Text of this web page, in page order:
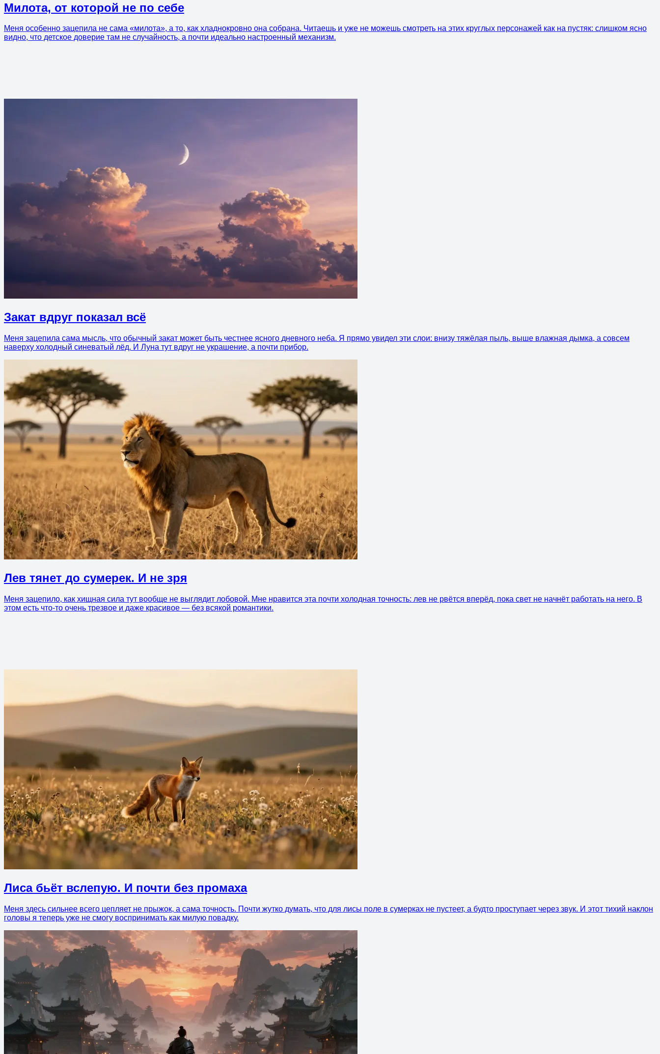
Милота, от которой не по себе
Меня особенно зацепила не сама «милота», а то, как хладнокровно она собрана. Читаешь и уже не можешь смотреть на этих круглых персонажей как на пустяк: слишком ясно
видно, что детское доверие там не случайность, а почти идеально настроенный механизм.
Закат вдруг показал всё
Меня зацепила сама мысль, что обычный закат может быть честнее ясного дневного неба. Я прямо увидел эти слои: внизу тяжёлая пыль, выше влажная дымка, а совсем
наверху холодный синеватый лёд. И Луна тут вдруг не украшение, а почти прибор.
Лев тянет до сумерек. И не зря
Меня зацепило, как хищная сила тут вообще не выглядит лобовой. Мне нравится эта почти холодная точность: лев не рвётся вперёд, пока свет не начнёт работать на него. В
этом есть что-то очень трезвое и даже красивое — без всякой романтики.
Лиса бьёт вслепую. И почти без промаха
Меня здесь сильнее всего цепляет не прыжок, а сама точность. Почти жутко думать, что для лисы поле в сумерках не пустеет, а будто проступает через звук. И этот тихий наклон
головы я теперь уже не смогу воспринимать как милую повадку.